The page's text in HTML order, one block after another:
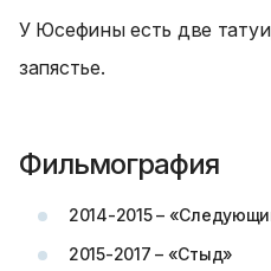
У Юсефины есть две
запястье.
Фильмография
2014-2015 –
2015-2017 – «Стыд»